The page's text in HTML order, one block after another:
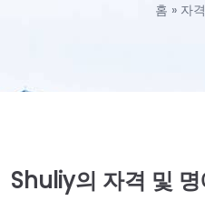
홈 » 자
Shuliy의 자격 및 명